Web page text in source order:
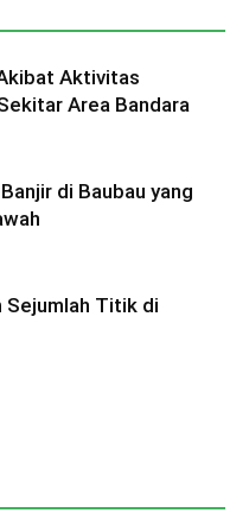
Aktivitas
Area Bandara
di Baubau yang
Sejumlah Titik di